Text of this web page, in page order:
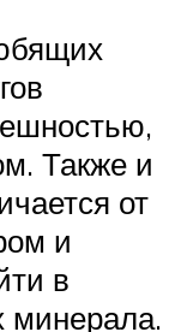
Также и
от
и
в
минерала.